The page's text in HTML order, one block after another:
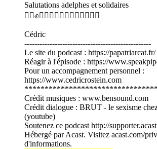
Salutations adelphes et solidaires
✊🏿✊✊🏾✊🏻✊🏾✊🏼✊🏽🏳️‍🌈
Cédric
--------------------------------------------------
Le site du podcast : https://papatriarcat.fr/
Réagir à l'épisode : https://
Pour un accompagnement personnel :
https://www.cedricrostein.com
Crédit musiques : www.bensound.com
Crédit dialogue : BRUT - le sexisme
(youtube)
Soutenez ce podcast http://
Hébergé par Acast. Visitez acast.com/
d'informations.